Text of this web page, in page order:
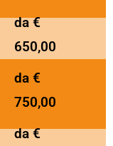
da €
650,00
da €
750,00
da €